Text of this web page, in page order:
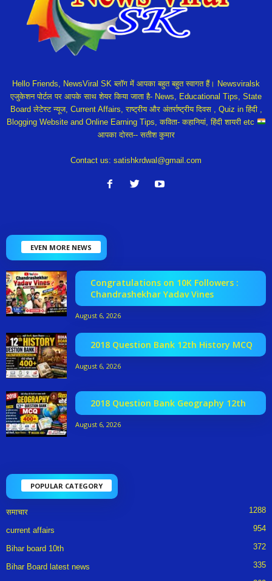
Hello Friends, NewsViral SK ब्लॉग में आपका बहुत बहुत स्वागत हैं। Newsviralsk
एजुकेशन पोर्टल पर आपके साथ शेयर किया जाता है- News, Educational Tips, State
Board लेटेस्ट न्यूज, Current Affairs, राष्ट्रीय और अंतर्राष्ट्रीय दिवस , Quiz in हिंदी ,
Blogging Website and Online Earning Tips, कविता- कहानियां, हिंदी शायरी etc
आपका दोस्त-- सतीश कुमार
Contact us: satishkrdwal@gmail.com
EVEN MORE NEWS
Congratulations on 10K Followers :
Chandrashekhar Yadav Vines
August 6, 2026
2018 Question Bank 12th History MCQ
August 6, 2026
2018 Question Bank Geography 12th
August 6, 2026
POPULAR CATEGORY
समाचार 1288
current affairs 954
Bihar board 10th 372
Bihar Board latest news 335